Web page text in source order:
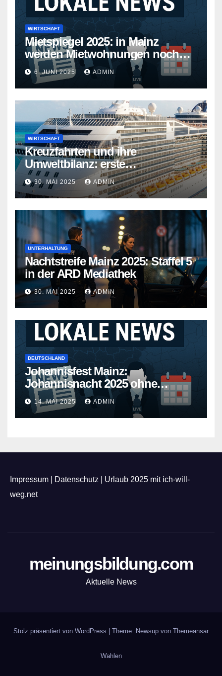
WIRTSCHAFT
Mietspiegel 2025: in Mainz
werden Mietwohnungen noch
teurer
6. JUNI 2025 ADMIN
WIRTSCHAFT
Kreuzfahrten und ihre
Umweltbilanz: erste
Kreuzfahrtschiffe gehen neue
Wege
30. MAI 2025 ADMIN
UNTERHALTUNG
Nachtstreife Mainz 2025: Staffel 5
in der ARD Mediathek
30. MAI 2025 ADMIN
DEUTSCHLAND
Johannisfest Mainz:
Johannisnacht 2025 ohne
Feuerwerk
14. MAI 2025 ADMIN
Impressum Datenschutz
Urlaub 2025 mit ich-will-
weg.net
meinungsbildung.com
Aktuelle News
Stolz präsentiert von WordPress | Theme: Newsup von Themeansar
Wahlen